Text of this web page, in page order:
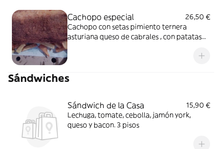
Cachopo especial
26,50 €
Cachopo con setas pimiento ternera
asturiana queso de cabrales , con patatas
Sándwiches
Sándwich de la Casa
15,90 €
Lechuga, tomate, cebolla, jamón york,
queso y bacon. 3 pisos